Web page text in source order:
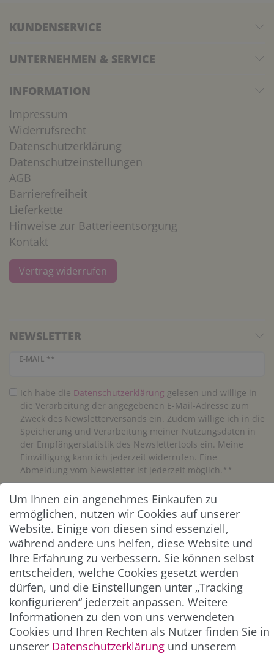
KUNDENSERVICE
UNTERNEHMEN & SERVICE
INFORMATION
Impressum
Widerrufsrecht
Datenschutzerklärung
Datenschutzeinstellungen
AGB
Barrierefreiheit
Lieferkette
Hinweise zur Batterieentsorgung
Kontakt
Vertrag widerrufen
NEWSLETTER
E-MAIL **
Newsletter Honig
Ich habe die Daten­schutz­erklärung gelesen und willige in
die Verarbeitung der angegebenen E-Mail-Adresse zum
Zweck des Newsletterversands ein. Zudem willige ich in die
Speicherung und Verarbeitung meiner Nutzungsdaten in
der Empfängerstatistik des Newslettertools ein. Meine
Einwilligung kann ich jederzeit widerrufen. Eine
Abmeldung vom Newsletter ist jederzeit möglich.**
Abonnieren
** Hierbei handelt es sich um ein Pflichtfeld.
ZAHLUNG & VERSAND
Um Ihnen ein angenehmes Einkaufen zu
ermöglichen, nutzen wir Cookies auf unserer
Website. Einige von diesen sind essenziell,
während andere uns helfen, diese Website und
Ihre Erfahrung zu verbessern. Sie können selbst
entscheiden, welche Cookies gesetzt werden
dürfen, und die Einstellungen unter „Tracking
konfigurieren“ jederzeit anpassen. Weitere
Informationen zu den von uns verwendeten
Cookies und Ihren Rechten als Nutzer finden Sie in
unserer Daten­schutz­erklärung und unserem